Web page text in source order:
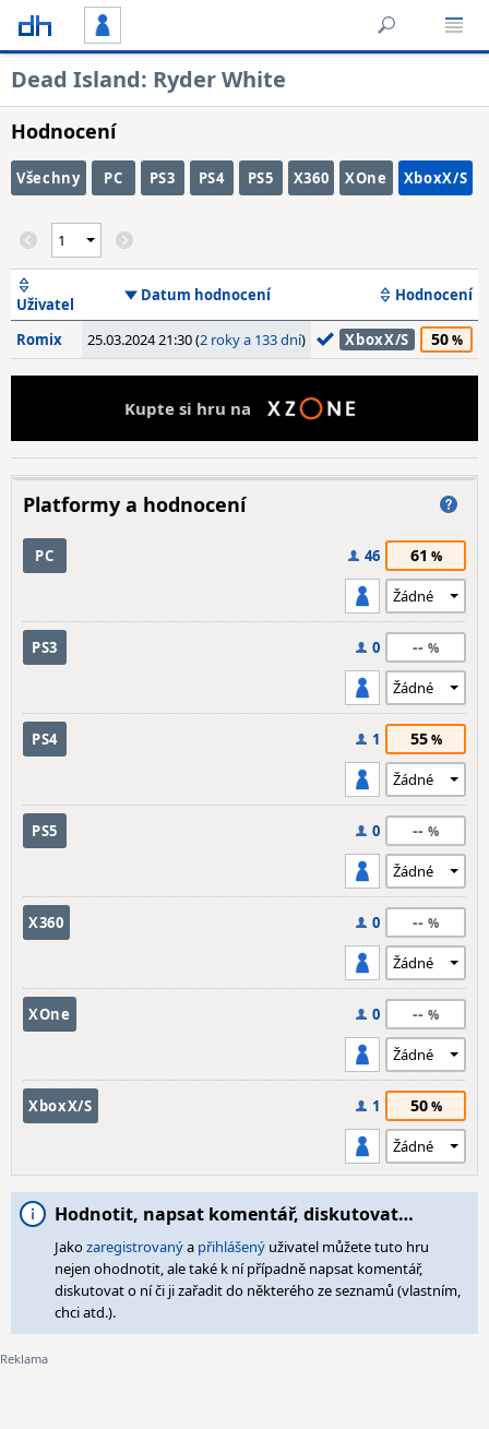
Dead Island: Ryder White
Hodnocení
Všechny PC PS3 PS4 PS5 X360 XOne XboxX/S
Uživatel Datum hodnocení Hodnocení
Romix 25.03.2024 21:30 (2 roky a 133 dní) XboxX/S 50
Kupte si hru na
Platformy a hodnocení
PC 46 61
PS3 0 --
PS4 1 55
PS5 0 --
X360 0 --
XOne 0 --
XboxX/S 1 50
Hodnotit, napsat komentář, diskutovat…
Jakozaregistrovanýa přihlášený uživatel můžete tuto hru
nejen ohodnotit, ale také k ní případně napsat komentář,
diskutovat o ní či ji zařadit do některého ze seznamů (vlastním,
chci atd.).